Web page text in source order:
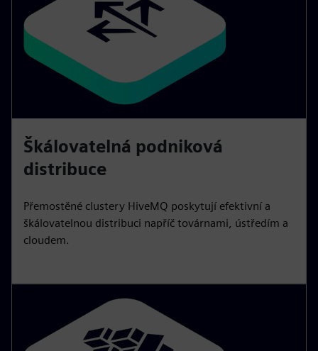
Škálovatelná podniková
distribuce
Přemostěné clustery HiveMQ poskytují efektivní a
škálovatelnou distribuci napříč továrnami, ústředím a
cloudem.